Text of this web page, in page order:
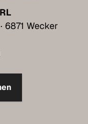
6871 Wecker